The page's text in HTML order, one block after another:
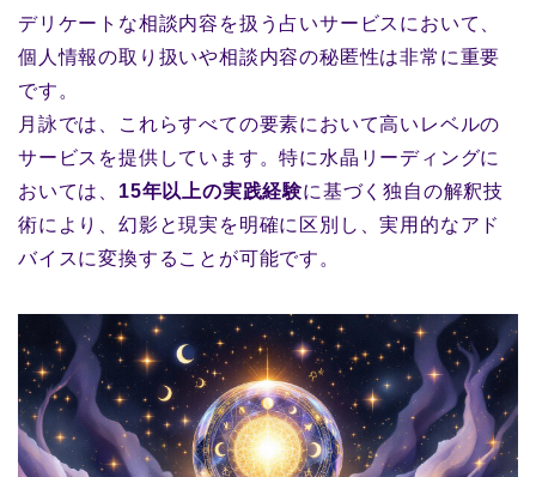
デリケートな相談内容を扱う占いサービスにおいて、
個人情報の取り扱いや相談内容の秘匿性は非常に重要
です。
月詠では、これらすべての要素において高いレベルの
サービスを提供しています。特に水晶リーディングに
おいては、 15年以上の実践経験に基づく独自の解釈技
術により、幻影と現実を明確に区別し、実用的なアド
バイスに変換することが可能です。